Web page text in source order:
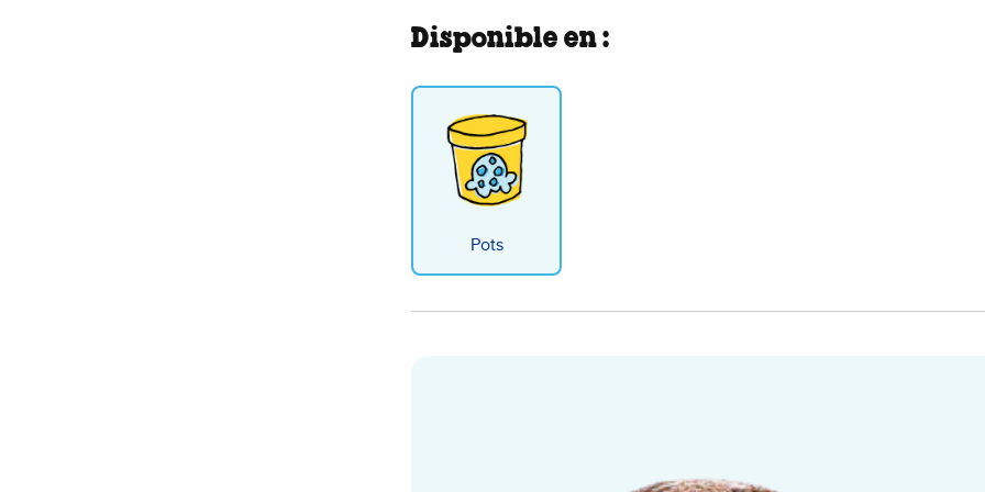
Disponible en :
Pots